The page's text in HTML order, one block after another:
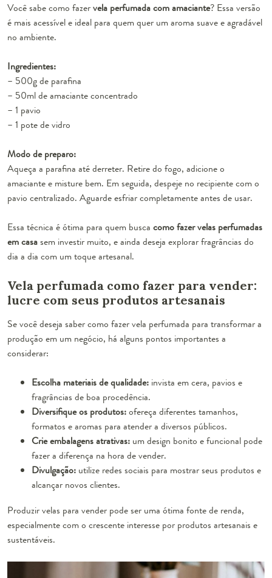
Você sabe como fazervela perfumada com amaciante? Essa versão
é mais acessível e ideal para quem quer um aroma suave e agradável
no ambiente.
Ingredientes:
– 500g de parafina
– 50ml de amaciante concentrado
– 1 pavio
– 1 pote de vidro
Modo de preparo:
Aqueça a parafina até derreter. Retire do fogo, adicione o
amaciante e misture bem. Em seguida, despeje no recipiente com o
pavio centralizado. Aguarde esfriar completamente antes de usar.
Essa técnica é ótima para quem busca como fazer velas perfumadas
em casasem investir muito, e ainda deseja explorar fragrâncias do
dia a dia com um toque artesanal.
Vela perfumada como fazer para vender:
lucre com seus produtos artesanais
Se você deseja saber como fazer vela perfumada para transformar a
produção em um negócio, há alguns pontos importantes a
considerar:
Escolha materiais de qualidade: invista em cera, pavios e
fragrâncias de boa procedência.
Diversifique os produtos:ofereça diferentes tamanhos,
formatos e aromas para atender a diversos públicos.
Crie embalagens atrativas: um design bonito e funcional pode
fazer a diferença na hora de vender.
Divulgação: utilize redes sociais para mostrar seus produtos e
alcançar novos clientes.
Produzir velas para vender pode ser uma ótima fonte de renda,
especialmente com o crescente interesse por produtos artesanais e
sustentáveis.